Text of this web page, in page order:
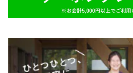
TAMRON（タムロン）
K&F（ケーアンドエフ）
その他